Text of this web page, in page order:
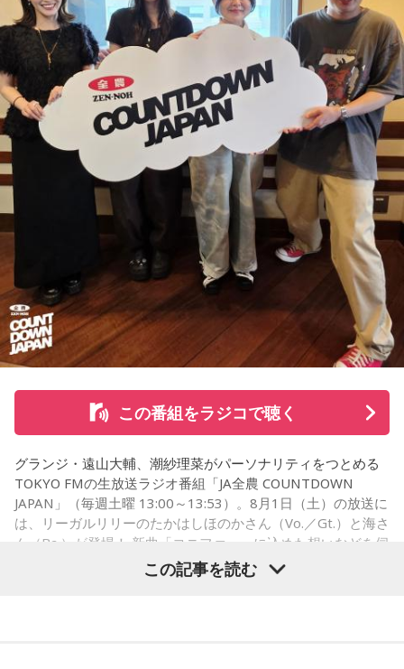
※ メールの件名は「ランキング」でお願いします。
■番組タイトル：ニッポン放送『中島健人のオールナイトニッ
ポン』
■放送日時：2026年8月14日（金） 25時～27時 （15日
（土）午前1時〜3時）
ニッポン放送をキーステーションに全国ネットで放送
■パーソナリティ：中島健人
■メールアドレス：kenty@allnightnippon.com
■番組公式X：@Ann_Since1967
■番組ハッシュタグ：#中島健人ANN
す。
※ メールの件名は「鬼事」でお願いします。
◎コーナー『人生アイズ相談ドラゴン』
「仕事場の上司、良い人なんだけどここが好きになれなく
て…」
「友人と遊んだ時に言われたあの一言がずっとモヤモヤして
「優柔不断な性格のせいで、こんな事が…」
あなたの人生相談を送ってください。その相談を受け、中島
健人が遊戯王の話をします。
※ メールの件名は「決闘」でお願いします。
◎「中島健人イメージランキング」
街の人に調査したら、中島健人が1位にランクインしそうな
「ランキングのタイトルだけ」を送ってきてください。
＜例＞
・家の照明、指パッチンで消してそうランキング
・コンビニで「温めますか？」とか「レジ袋はいります
か？」とか聞かれる前に全部先に言ってきそうな男ランキン
この番組をラジコで聴く
グランジ・遠山大輔、潮紗理菜がパーソナリティをつとめる
TOKYO FMの生放送ラジオ番組「JA全農 COUNTDOWN
JAPAN」（毎週土曜 13:00～13:53）。8月1日（土）の放送に
は、リーガルリリーのたかはしほのかさん（Vo.／Gt.）と海さ
ん（Ba.）が登場！ 新曲「コニファー」に込めた想いなどを伺
この記事を読む